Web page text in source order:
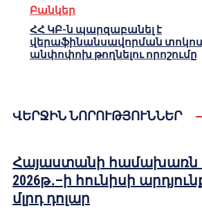
Բանկեր
ՀՀ ԿԲ-ն պարզաբանել է
վերաֆինանսավորման
անփոփոխ թողնելու որոշումը
ՎԵՐՋԻՆ ՆՈՐՈՒԹՅՈՒՆՆԵՐ
Հայաստանի
2026թ․–ի հունիսի
մլրդ դոլար